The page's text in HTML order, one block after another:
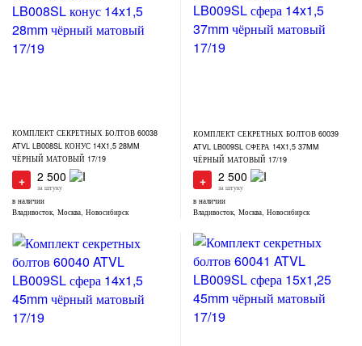
КОМПЛЕКТ СЕКРЕТНЫХ БОЛТОВ 60038
ATVL LB008SL КОНУС 14X1,5 28MM
ЧЁРНЫЙ МАТОВЫЙ 17/19
+ 2 500
за штуку
в наличии
Владивосток, Москва, Новосибирск
КОМПЛЕКТ СЕКРЕТНЫХ БОЛТОВ 60039
ATVL LB009SL СФЕРА 14X1,5 37MM
ЧЁРНЫЙ МАТОВЫЙ 17/19
+ 2 500
за штуку
в наличии
Владивосток, Москва, Новосибирск